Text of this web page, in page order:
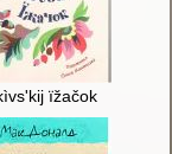
ïžačok